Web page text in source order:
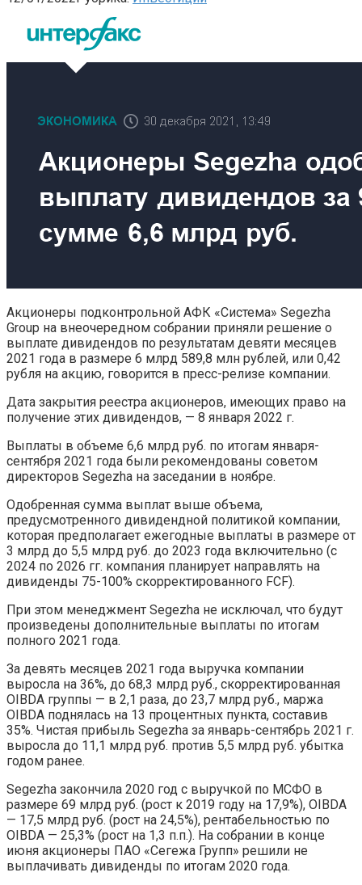
Акционеры подконтрольной АФК «Система» Segezha
Group на внеочередном собрании приняли решение о
выплате дивидендов по результатам девяти месяцев
2021 года в размере 6 млрд 589,8 млн рублей, или 0,42
рубля на акцию, говорится в пресс-релизе компании.
Дата закрытия реестра акционеров, имеющих право на
получение этих дивидендов, — 8 января 2022 г.
Выплаты в объеме 6,6 млрд руб. по итогам января-
сентября 2021 года были рекомендованы советом
директоров Segezha на заседании в ноябре.
Одобренная сумма выплат выше объема,
предусмотренного дивидендной политикой компании,
которая предполагает ежегодные выплаты в размере от
3 млрд до 5,5 млрд руб. до 2023 года включительно (с
2024 по 2026 гг. компания планирует направлять на
дивиденды 75-100% скорректированного FCF).
При этом менеджмент Segezha не исключал, что будут
произведены дополнительные выплаты по итогам
полного 2021 года.
За девять месяцев 2021 года выручка компании
выросла на 36%, до 68,3 млрд руб., скорректированная
OIBDA группы — в 2,1 раза, до 23,7 млрд руб., маржа
OIBDA поднялась на 13 процентных пункта, составив
35%. Чистая прибыль Segezha за январь-сентябрь 2021 г.
выросла до 11,1 млрд руб. против 5,5 млрд руб. убытка
годом ранее.
Segezha закончила 2020 год с выручкой по МСФО в
размере 69 млрд руб. (рост к 2019 году на 17,9%), OIBDA
— 17,5 млрд руб. (рост на 24,5%), рентабельностью по
OIBDA — 25,3% (рост на 1,3 п.п.). На собрании в конце
июня акционеры ПАО «Сегежа Групп» решили не
выплачивать дивиденды по итогам 2020 года.